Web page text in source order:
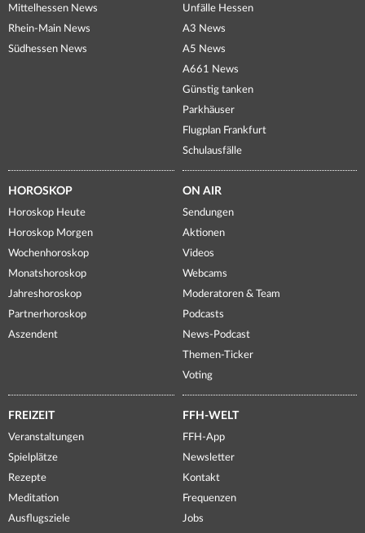
Mittelhessen News
Rhein-Main News
Südhessen News
Unfälle Hessen
A3 News
A5 News
A661 News
Günstig tanken
Parkhäuser
Flugplan Frankfurt
Schulausfälle
HOROSKOP
Horoskop Heute
Horoskop Morgen
Wochenhoroskop
Monatshoroskop
Jahreshoroskop
Partnerhoroskop
Aszendent
ON AIR
Sendungen
Aktionen
Videos
Webcams
Moderatoren & Team
Podcasts
News-Podcast
Themen-Ticker
Voting
FREIZEIT
Veranstaltungen
Spielplätze
Rezepte
Meditation
Ausflugsziele
FFH-WELT
FFH-App
Newsletter
Kontakt
Frequenzen
Jobs